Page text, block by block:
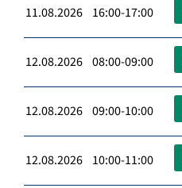
11.08.2026 16:00-17:00
12.08.2026 08:00-09:00
12.08.2026 09:00-10:00
12.08.2026 10:00-11:00